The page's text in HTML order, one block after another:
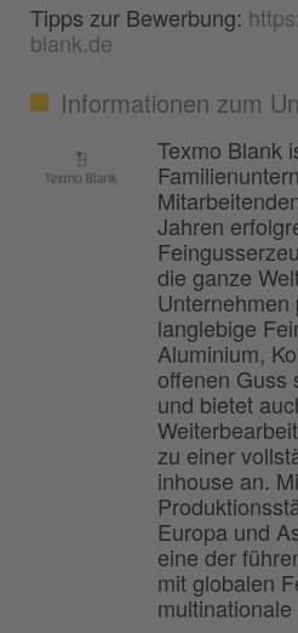
Tipps zur Bewerbung:
blank.de
Informationen zum
Texmo Blank
Jahren
die ganze
langlebige
Aluminium,
offenen Guss
und bietet
zu einer
inhouse an.
Europa und
eine der
mit globalen